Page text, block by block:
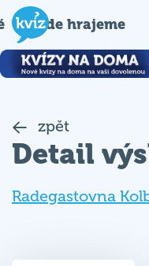
Kde hrajeme
zpět
Detail
Radegastovna